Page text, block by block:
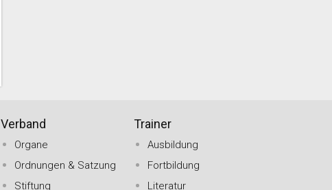
Verband
Organe
Ordnungen & Satzung
Stiftung
Trainer
Ausbildung
Fortbildung
Literatur